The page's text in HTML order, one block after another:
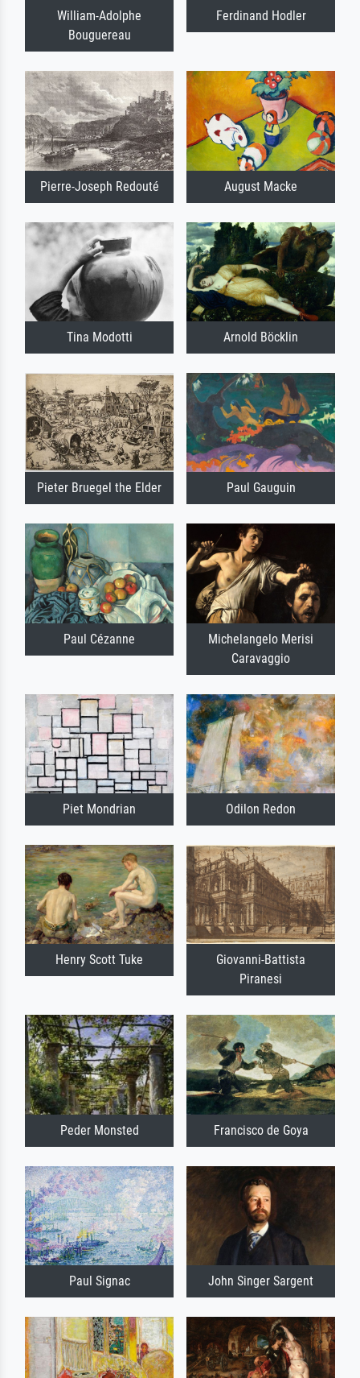
William-Adolphe
Bouguereau
Ferdinand Hodler
Pierre-Joseph Redouté August Macke
Tina Modotti Arnold Böcklin
Pieter Bruegel the Elder Paul Gauguin
Paul Cézanne
Michelangelo Merisi
Caravaggio
Piet Mondrian Odilon Redon
Henry Scott Tuke
Giovanni-Battista
Piranesi
Peder Monsted Francisco de Goya
Paul Signac John Singer Sargent